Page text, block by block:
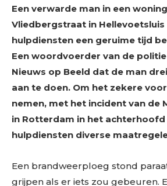
Een verwarde man in een
Vliedbergstraat in
hulpdiensten een geruime tijd
Een woordvoerder van de
Nieuws op Beeld dat de man
aan te doen. Om het zekere
nemen, met het incident van de
in Rotterdam in het achterhoofd
hulpdiensten diverse
Een brandweerploeg stond
grijpen als er iets zou gebeuren.